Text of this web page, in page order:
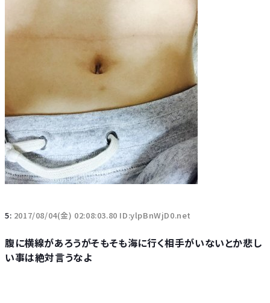
5: 2017/08/04(金) 02:08:03.80 ID:ylpBnWjD0.net
腹に横線があろうがそもそも海に行く相手がいないとか悲し
い事は絶対言うなよ